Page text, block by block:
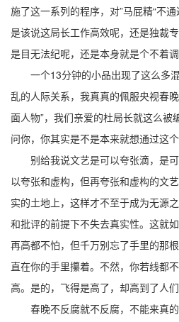
施了这一系列的程序，对”马屁精“不
是该说这局长工作高效呢，还是独裁
是目无法纪呢，还是本身就是个不着调
一个13分钟的小品出现了这么多
乱的人际关系，我真真的佩服央视春
面人物”，我们亲爱的杜局长就这么被
问你，你其实是不是本来就想通过这
别给我说文艺是可以夸张滴，是
以夸张和虚构，但再夸张和虚构的文
实的土地上，这样才不至于成为无源
和批评的前提下不失去真实性。这就
再高都不怕，但千万别忘了手里的那
直在你的手里攥着。不然，你若线都
高。是的，飞得是高了，却高到了人
春晚不反腐就不反腐，不能来真